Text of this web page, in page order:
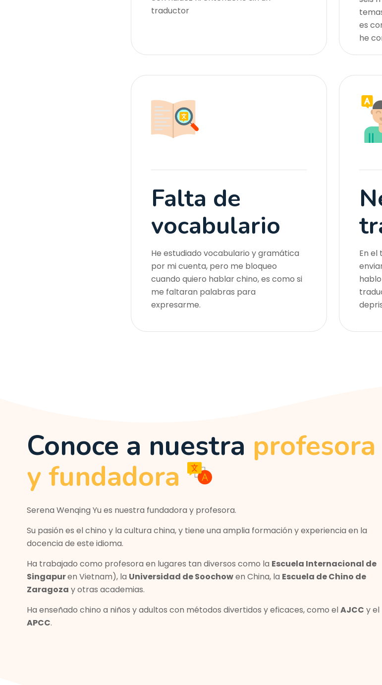
traductor
es
he
Falta de
vocabulario
He estudiado vocabulario y gramática
por mi cuenta, pero me bloqueo
cuando quiero hablar chino, es como si
me faltaran palabras para
expresarme.
En
Conoce a nuestra profesora
y fundadora
Serena Wenqing Yu es nuestra fundadora y profesora.
Su pasión es el chino y la cultura china, y tiene una amplia formación y experiencia en la
docencia de este idioma.
Ha trabajado como profesora en lugares tan diversos como la Escuela Internacional de
Singapuren Vietnam), la Universidad de Soochowen China, la Escuela de Chino de
Zaragoza y otras academias.
Ha enseñado chino a niños y adultos con métodos divertidos y eficaces, como elAJCC y el
APCC.